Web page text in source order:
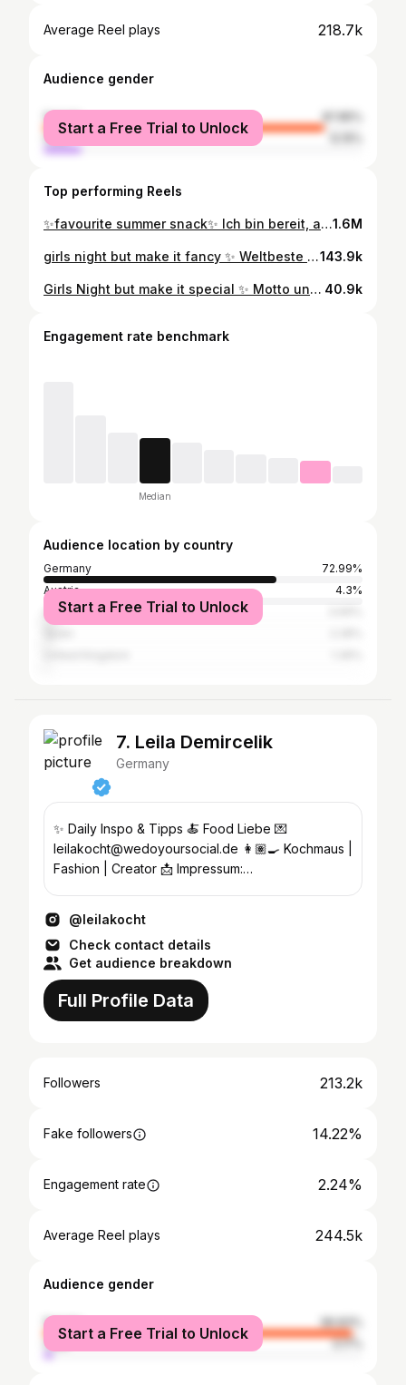
Average Reel plays 218.7k
Audience gender
female
87.85%
male
Start a Free Trial to Unlock
Top performing Reels
✨favourite summer snack✨ Ich bin bereit, auch dieses Jahr mindestens 1 Kilo Burrata in genau dieser Kombination zu essen😅🍅🌿 Knuspriges Knoblauchbrot, cremiger Burrata und aromatische Tomaten - besser wird’s einfach nicht. Was ihr für 2 Personen benötigt: 1 kleines Ciabatta 200 g Cherrytomaten 2 Handvoll Rucola 1 Knoblauchzehe 1-2 Burrata Olivenöl Weißer Balsamicoessig Salz und Pfeffer Frischer Basilikum Was ihr tun müsst: Halbiert das Ciabatta ( Meins war sehr groß, deshalb habe ich nur die Hälfte des Brotes genommen.), träufelt Olivenöl darüber und bratet es in einer Pfanne knusprig braun an. Reibt die Knoblauchzehe kräftig darüber und würzt mit Salz. Halbiert die Cherrytomaten und gebt sie mit etwas Olivenöl, Essig, Salz und Pfeffer und fein geschnittenem Basilikum in eine Schüssel. Belegt die Brothälften nun mit Rucola, je einem Burrata und eurem Tomatensalat und träufelt abschließend noch etwas Öl darüber.1.6M
girls night but make it fancy ✨ Weltbeste Trüffelbutter 250 g Butter (weich) 1 EL Trüffelöl 1 TL Salz Gebt die Hälfte der Butter in einen Topf und lasst sie bei mittlerer Hitze ca. 5-10 Minuten langsam bräunen. Achtet darauf, dass sie nicht anbrennt. Gebt die gebräunte Butter anschließend durch ein feines Sieb und lasst sie komplett abkühlen. Schlagt sie mit einem Mixer auf, gebt dann Trüffelöl, Salz und die andere Hälfte der Butter dazu und schlagt alles für weitere 3-4 Minuten fluffig auf, bis die Butter fast weiß ist.143.9k
Girls Night but make it special ✨ Motto unseres gestrigen Mädelsabends: DIY Hand Rolls & Cherry Blossom Martinis Super vorzubereiten, extrem lecker & gesellig wie Raclette & Fondue nur ohne den Gestank - 10/10 would recommend 40.9k
Engagement rate benchmark
Median
Audience location by country
Germany
72.99%
Austria
4.3%
United States
Start a Free Trial to Unlock
7. Leila Demircelik
Germany
✨ Daily Inspo & Tipps 🍝 Food Liebe 💌
leilakocht@wedoyoursocial.de 👩🏽‍🍳 Kochmaus |
Fashion | Creator 📩 Impressum:
@leilakocht
Check contact details
Get audience breakdown
Full Profile Data
Followers 213.2k
Fake followers 14.22%
Engagement rate 2.24%
Average Reel plays 244.5k
Audience gender
female
96.83%
male
3.17%
Start a Free Trial to Unlock